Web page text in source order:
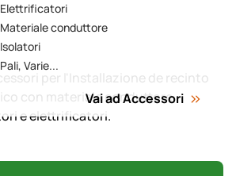
Elettrificatori
Materiale conduttore
Isolatori
Pali, Varie...
Vai ad Accessori